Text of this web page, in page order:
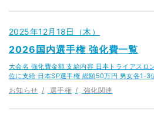
2025年12月18日（木）
2026国内選手権 強化費一覧
大会名 強化費金額 支給内容 日本トライアスロ
位に支給 日本SP選手権 総額50万円 男女各1-3
お知らせ 選手権 強化関連